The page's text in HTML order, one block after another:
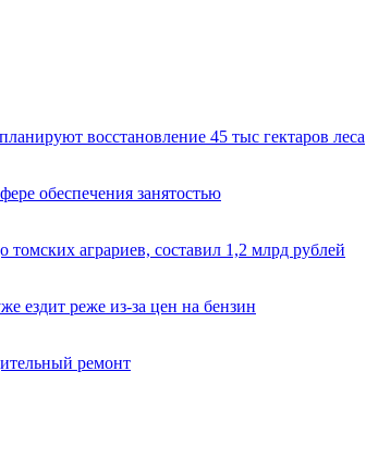
восстановление 45 тыс гектаров леса
обеспечения занятостью
аграриев, составил 1,2 млрд рублей
ездит реже из-за цен на бензин
ремонт